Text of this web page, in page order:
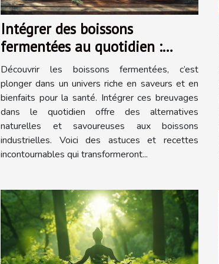
Intégrer des boissons
fermentées au quotidien :
Astuces et recettes
Découvrir les boissons fermentées, c’est
plonger dans un univers riche en saveurs et en
bienfaits pour la santé. Intégrer ces breuvages
dans le quotidien offre des alternatives
naturelles et savoureuses aux boissons
industrielles. Voici des astuces et recettes
incontournables qui transformeront...